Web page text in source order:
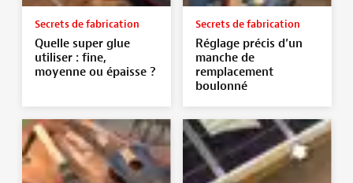
Secrets de fabrication
Quelle super glue
utiliser : fine,
moyenne ou épaisse ?
Secrets de fabrication
Réglage précis d’un
manche de
remplacement
boulonné